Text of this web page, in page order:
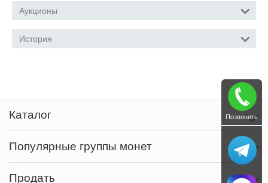
Аукционы
История
Каталог
Популярные группы монет
Продать
Позвонить